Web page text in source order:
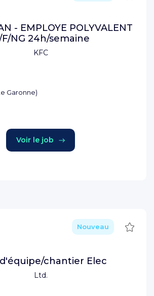
KFC
- EMPLOYE POLYVALENT
F/NG 24h/semaine
Garonne)
Voir le job
Ltd.
Nouveau
chantier Elec